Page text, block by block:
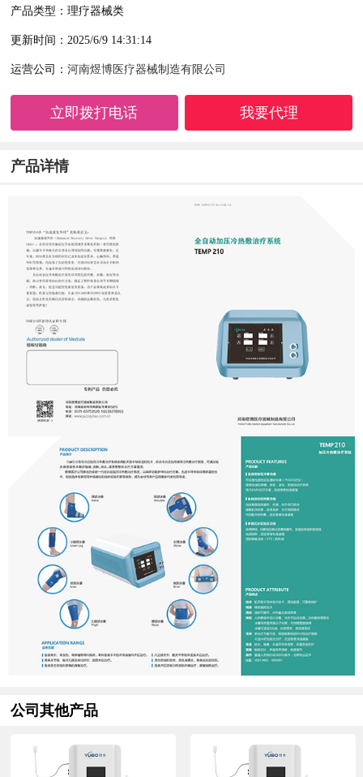
产品类型：理疗器械类
更新时间：2025/6/9 14:31:14
运营公司：河南煜博医疗器械制造有限公司
立即拨打电话 我要代理
产品详情
公司其他产品